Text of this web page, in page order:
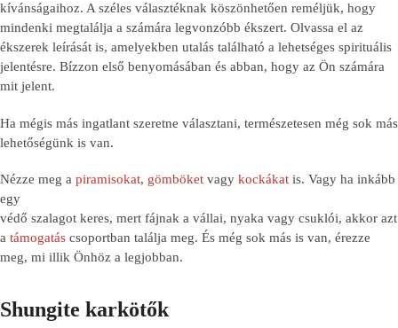
kívánságaihoz. A széles választéknak köszönhetően reméljük, hogy
mindenki megtalálja a számára legvonzóbb ékszert. Olvassa el az
ékszerek leírását is, amelyekben utalás található a lehetséges spirituális
jelentésre. Bízzon első benyomásában és abban, hogy az Ön számára
mit jelent.
Ha mégis más ingatlant szeretne választani, természetesen még sok más
lehetőségünk is van.
Nézze meg a piramisokat, gömböket vagy kockákat is. Vagy ha inkább
egy
védő szalagot keres, mert fájnak a vállai, nyaka vagy csuklói, akkor azt
a támogatás csoportban találja meg. És még sok más is van, érezze
meg, mi illik Önhöz a legjobban.
Shungite karkötők